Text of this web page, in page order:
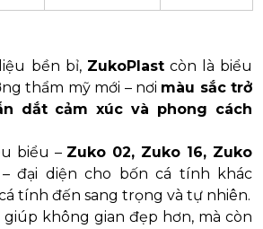
bền bỉ, ZukoPlastcòn là biểu
thẩm mỹ mới – nơi màu sắc trở
dắt cảm xúc và phong cách
biểu – Zuko 02, Zuko 16, Zuko
– đại diện cho bốn cá tính khác
tính đến sang trọng và tự nhiên.
không gian đẹp hơn, mà còn